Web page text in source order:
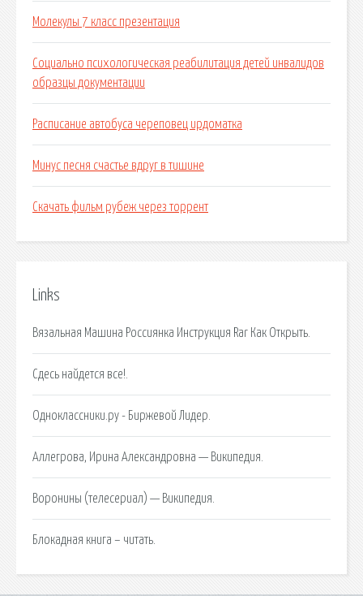
Молекулы 7 класс презентация
Социально психологическая реабилитация детей инвалидов
образцы документации
Расписание автобуса череповец ирдоматка
Минус песня счастье вдруг в тишине
Скачать фильм рубеж через торрент
Links
Вязальная Машина Россиянка Инструкция Rar Как Открыть.
Сдесь найдется все!.
Одноклассники.ру - Биржевой Лидер.
Аллегрова, Ирина Александровна — Википедия.
Воронины (телесериал) — Википедия.
Блокадная книга – читать.